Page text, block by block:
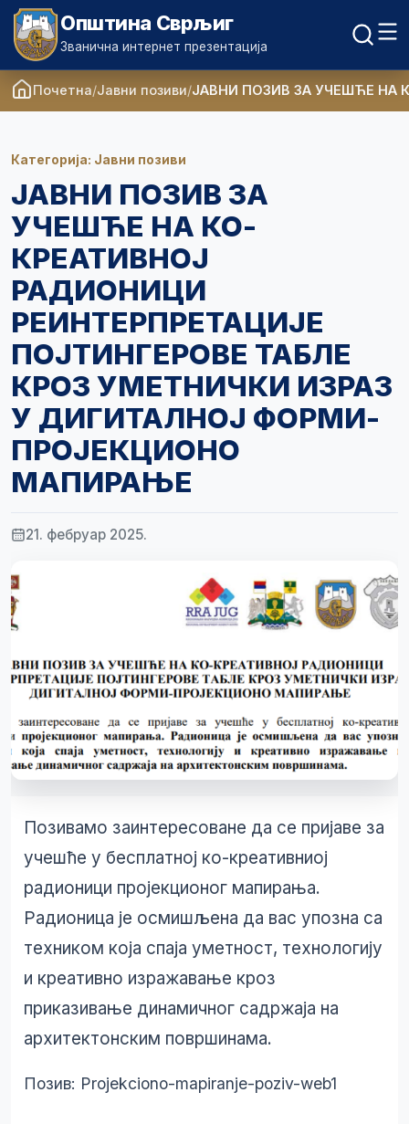
Општина Сврљиг
Званична интернет презентација
Почетна Јавни позиви ЈАВНИ ПОЗИВ ЗА УЧЕШЋЕ НА
Категорија: Јавни позиви
ЈАВНИ ПОЗИВ ЗА
УЧЕШЋЕ НА КО-
КРЕАТИВНОЈ
РАДИОНИЦИ
РЕИНТЕРПРЕТАЦИЈЕ
ПОЈТИНГЕРОВЕ ТАБЛЕ
КРОЗ УМЕТНИЧКИ ИЗРАЗ
У ДИГИТАЛНОЈ ФОРМИ-
ПРОЈЕКЦИОНО
МАПИРАЊЕ
21. фебруар 2025.
Позивамо заинтересоване да се пријаве за
учешће у бесплатној ко-креативниој
радионици пројекционог мапирања.
Радионица је осмишљена да вас упозна са
техником која спаја уметност, технологију
и креативно изражавање кроз
приказивање динамичног садржаја на
архитектонским површинама.
Позив: Projekciono-mapiranje-poziv-web1